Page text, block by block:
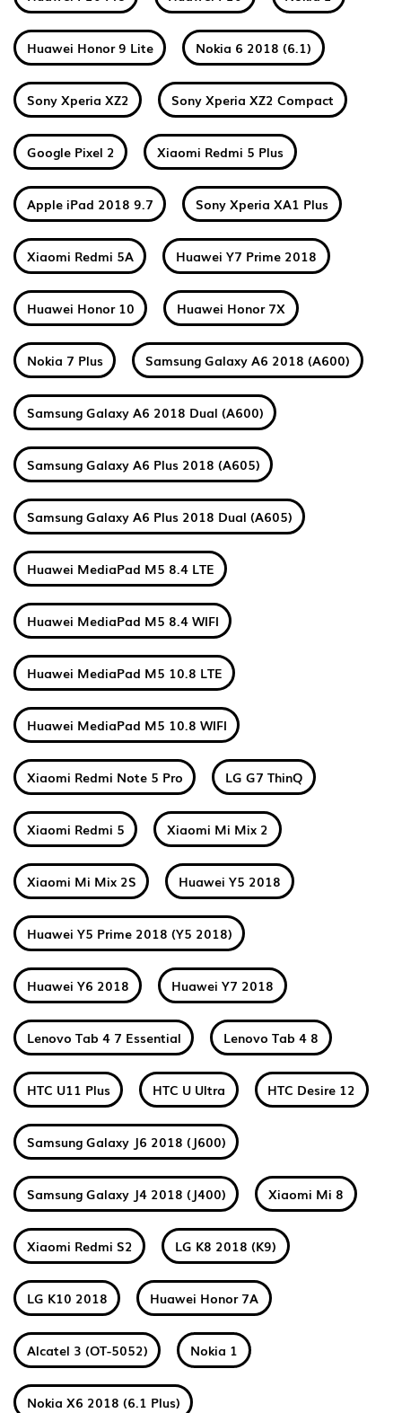
Huawei Honor 9 Lite Nokia 6 2018 (6.1)
Sony Xperia XZ2 Sony Xperia XZ2 Compact
Google Pixel 2 Xiaomi Redmi 5 Plus
Apple iPad 2018 9.7 Sony Xperia XA1 Plus
Xiaomi Redmi 5A Huawei Y7 Prime 2018
Huawei Honor 10 Huawei Honor 7X
Nokia 7 Plus Samsung Galaxy A6 2018 (A600)
Samsung Galaxy A6 2018 Dual (A600)
Samsung Galaxy A6 Plus 2018 (A605)
Samsung Galaxy A6 Plus 2018 Dual (A605)
Huawei MediaPad M5 8.4 LTE
Huawei MediaPad M5 8.4 WIFI
Huawei MediaPad M5 10.8 LTE
Huawei MediaPad M5 10.8 WIFI
Xiaomi Redmi Note 5 Pro LG G7 ThinQ
Xiaomi Redmi 5 Xiaomi Mi Mix 2
Xiaomi Mi Mix 2S Huawei Y5 2018
Huawei Y5 Prime 2018 (Y5 2018)
Huawei Y6 2018 Huawei Y7 2018
Lenovo Tab 4 7 Essential Lenovo Tab 4 8
HTC U11 Plus HTC U Ultra HTC Desire 12
Samsung Galaxy J6 2018 (J600)
Samsung Galaxy J4 2018 (J400) Xiaomi Mi 8
Xiaomi Redmi S2 LG K8 2018 (K9)
LG K10 2018 Huawei Honor 7A
Alcatel 3 (OT-5052) Nokia 1
Nokia X6 2018 (6.1 Plus)